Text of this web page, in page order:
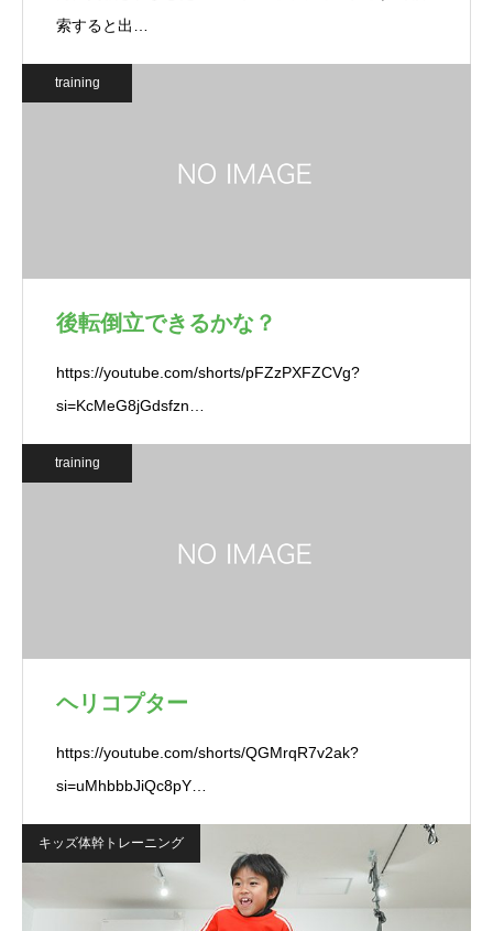
索すると出…
training
後転倒立できるかな？
https://youtube.com/shorts/pFZzPXFZCVg?
si=KcMeG8jGdsfzn…
training
ヘリコプター
https://youtube.com/shorts/QGMrqR7v2ak?
si=uMhbbbJiQc8pY…
キッズ体幹トレーニング